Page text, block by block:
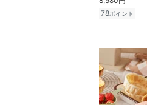
78ポイント